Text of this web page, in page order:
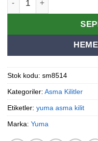
Stok kodu: sm8514
Kategoriler: Asma Kilitler
Etiketler: yuma asma kilit
Marka: Yuma